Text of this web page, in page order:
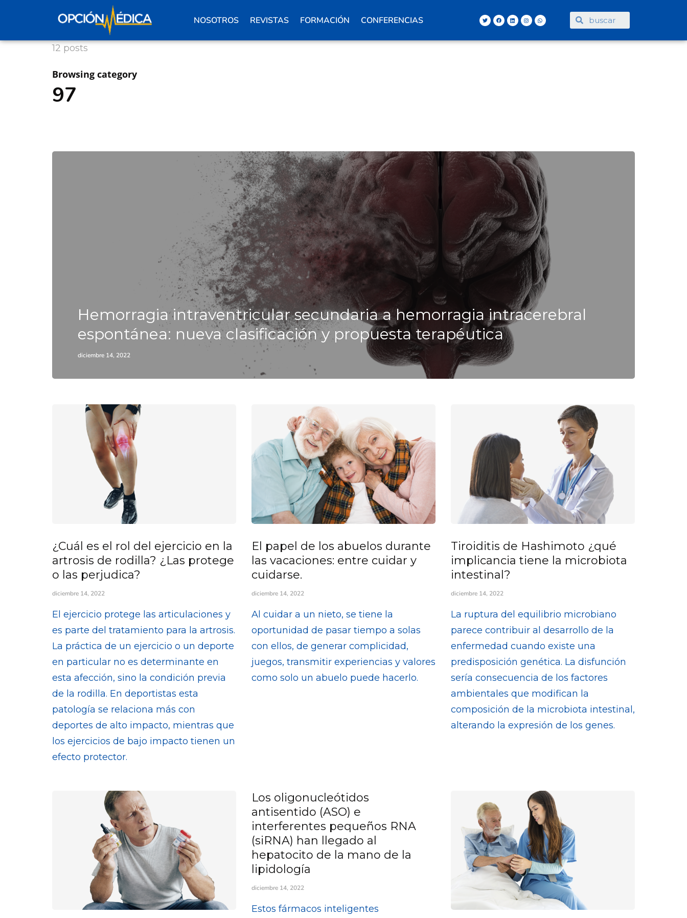
NOSOTROS REVISTAS FORMACIÓN CONFERENCIAS
12 posts
Browsing category
97
Hemorragia intraventricular secundaria a hemorragia intracerebral
espontánea: nueva clasificación y propuesta terapéutica
diciembre 14, 2022
¿Cuál es el rol del ejercicio en la
artrosis de rodilla? ¿Las protege
o las perjudica?
diciembre 14, 2022
El ejercicio protege las articulaciones y
es parte del tratamiento para la artrosis.
La práctica de un ejercicio o un deporte
en particular no es determinante en
esta afección, sino la condición previa
de la rodilla. En deportistas esta
patología se relaciona más con
deportes de alto impacto, mientras que
los ejercicios de bajo impacto tienen un
efecto protector.
El papel de los abuelos durante
las vacaciones: entre cuidar y
cuidarse.
diciembre 14, 2022
Al cuidar a un nieto, se tiene la
oportunidad de pasar tiempo a solas
con ellos, de generar complicidad,
juegos, transmitir experiencias y valores
como solo un abuelo puede hacerlo.
Tiroiditis de Hashimoto ¿qué
implicancia tiene la microbiota
intestinal?
diciembre 14, 2022
La ruptura del equilibrio microbiano
parece contribuir al desarrollo de la
enfermedad cuando existe una
predisposición genética. La disfunción
sería consecuencia de los factores
ambientales que modifican la
composición de la microbiota intestinal,
alterando la expresión de los genes.
Los oligonucleótidos
antisentido (ASO) e
interferentes pequeños RNA
(siRNA) han llegado al
hepatocito de la mano de la
lipidología
diciembre 14, 2022
Estos fármacos inteligentes